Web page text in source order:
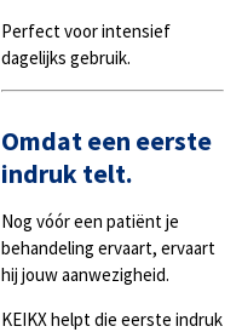
Perfect voor intensief
dagelijks gebruik.
Omdat een eerste
indruk telt.
Nog vóór een patiënt je
behandeling ervaart, ervaart
hij jouw aanwezigheid.
KEIKX helpt die eerste indruk